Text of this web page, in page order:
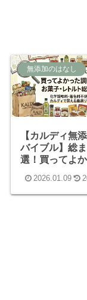
無添加のはなし
【カルディ無
バイブル】総
選！買ってよ
トおすすめ紹介
2026.01.09